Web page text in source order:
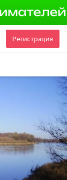
Регистрация